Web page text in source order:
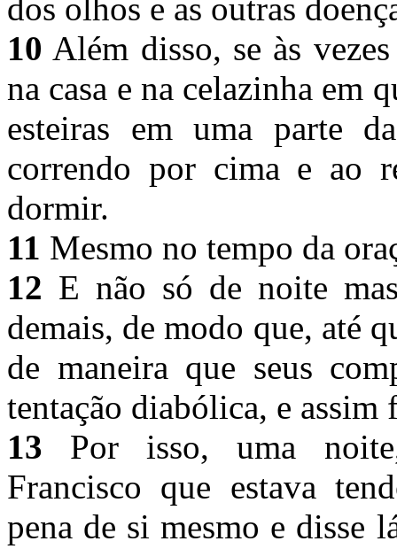
dos olhos e as outras
10 Além disso, se às
na casa e na celazinha em
esteiras em uma parte
correndo por cima e ao
dormir.
11 Mesmo no tempo da
12 E não só de noite
demais, de modo que, até
de maneira que seus
tentação diabólica, e
13 Por isso, uma
Francisco que estava
pena de si mesmo e disse